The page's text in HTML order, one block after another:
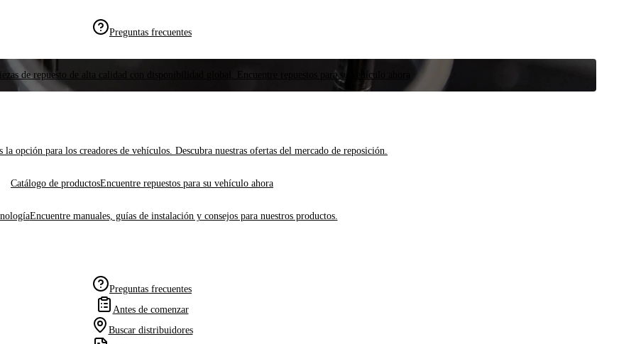
Preguntas frecuentes
de repuesto de alta calidad con disponibilidad global. Encuentre repuestos para su vehículo ahora
la opción para los creadores de vehículos. Descubra nuestras ofertas del mercado de reposición.
Catálogo de productosEncuentre repuestos para su vehículo ahora
Encuentre manuales, guías de instalación y consejos para nuestros productos.
Preguntas frecuentes
Antes de comenzar
Buscar distribuidores